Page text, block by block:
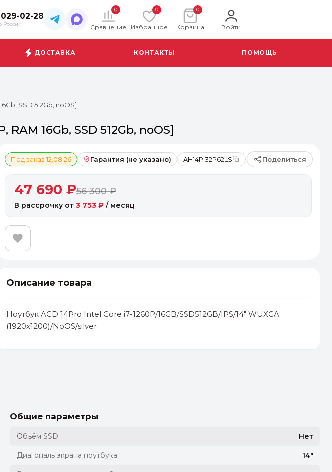
029-02-28
России
0
Сравнение
0
Избранное
0
Корзина Войти
ДОСТАВКА КОНТАКТЫ ПОМОЩЬ
SSD 512Gb, noOS]
RAM 16Gb, SSD 512Gb, noOS]
Поделиться
Под заказ 12.08.26 Гарантия (не указано) AH14PI32P62LS
47 690 ₽56 300 ₽
В рассрочку от 3 753 ₽/ месяц
Описание товара
Ноутбук ACD 14Pro Intel Core i7-1260P/16GB/SSD512GB/IPS/14" WUXGA
(1920x1200)/NoOS/silver
Общие параметры
Объём SSD Нет
Диагональ экрана ноутбука 14"